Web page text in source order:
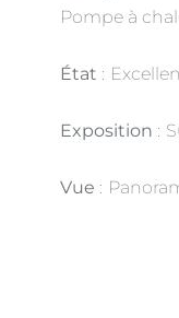
Pompe à
État
Exposition
Vue